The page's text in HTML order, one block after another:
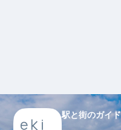
駅と街のガイ